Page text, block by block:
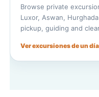
Browse private
Luxor, Aswan,
pickup, guiding and
Ver excursiones de un